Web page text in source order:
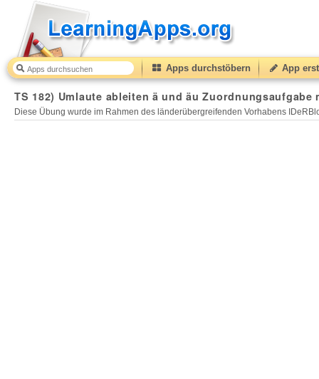
Apps durchstöbern App
TS 182) Umlaute ableiten ä und äu Zuordnungsaufgabe
Diese Übung wurde im Rahmen des länderübergreifenden Vorhabens